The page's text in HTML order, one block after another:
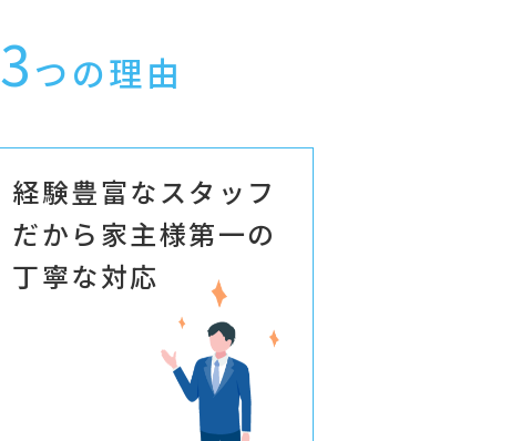
3つの理由
経験豊富なスタッフ
だから家主様第一の
丁寧な対応